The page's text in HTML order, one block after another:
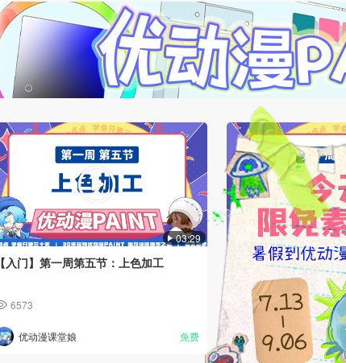
03:29
【入门】第一周第五节：上色加工
6573
优动漫课堂娘 免费
【入门】第一周第四
9553
优动漫课堂娘